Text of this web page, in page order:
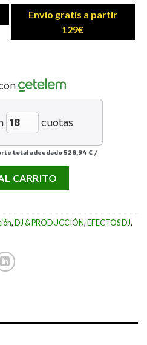
Envío gratis a partir
129€
cuotas
total adeudado 528,94 € /
TORAIZ SQUID EX DEMO cantidad
CARRITO
,DJ & PRODUCCIÓN,EFECTOS DJ,